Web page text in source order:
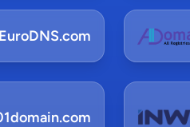
EuroDNS.com